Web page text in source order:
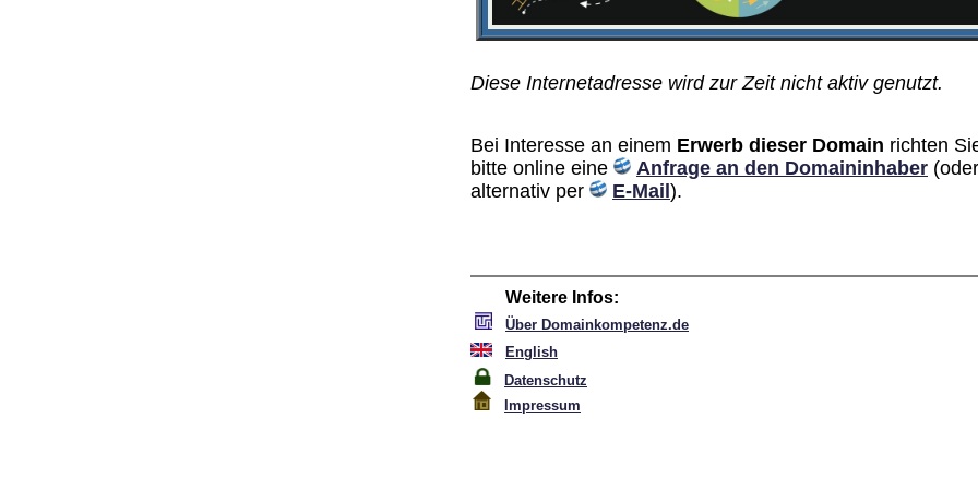
Diese Internetadresse wird zur Zeit nicht aktiv genutzt.
Bei Interesse an einem Erwerb dieser Domain richten
bitte online eine
Anfrage an den Domain­inhaber (oder
alternativ per
E-Mail ).
Weitere Infos:
Über Domainkompetenz.de
English
Datenschutz
Impressum